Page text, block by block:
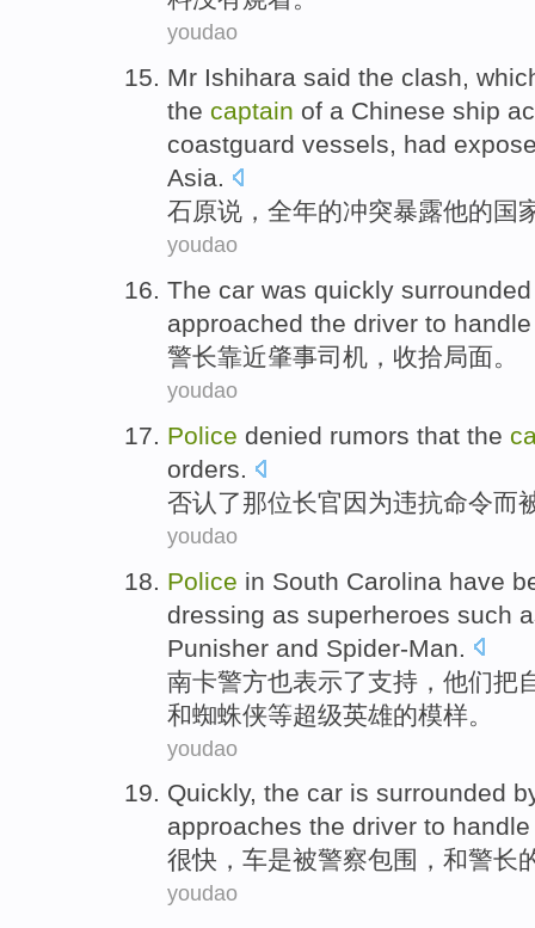
youdao
Mr Ishihara said the clash,
the captain of a Chinese ship
coastguard vessels, had
Asia.
石原说 ，全年的冲突暴露他的国
youdao
The car was quickly
approached the driver to handle
警长靠近肇事司机 ， 收拾局面。
youdao
Police denied rumors that the
orders.
否认了那位长官 因为违抗命令而
youdao
Police in South Carolina have
dressing as superheroes such
Punisher and Spider-Man
南卡警方也表示了支持 ，他们把
和蜘蛛侠等超级英雄的模样。
youdao
Quickly, the car is surrounded
approaches the driver to handle
很快 ， 车是被警察包围 ， 和警长
youdao